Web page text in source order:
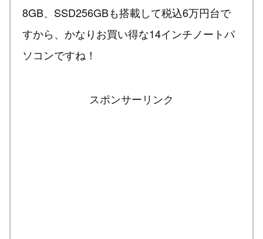
8GB、SSD256GBも搭載して税込6万円台で
すから、かなりお買い得な14インチノートパ
ソコンですね！
スポンサーリンク